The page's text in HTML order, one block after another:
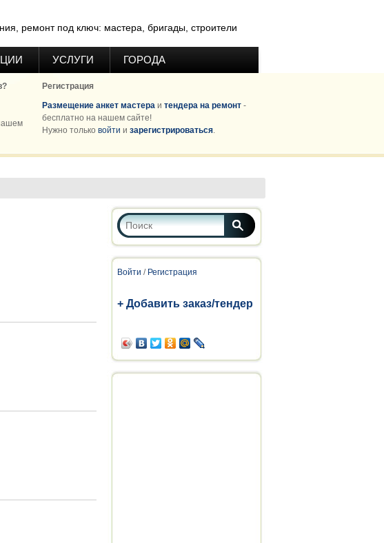
ремонт под ключ: мастера, бригады, строители
УСЛУГИ ГОРОДА
Регистрация
Размещение анкет мастера и тендера на ремонт -
бесплатно на нашем сайте!
Нужно только войти и зарегистрироваться.
Форма поиска
Поиск
Войти / Регистрация
+ Добавить заказ/тендер